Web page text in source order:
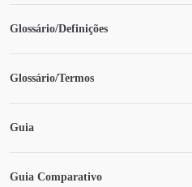
Glossário/Definições
Glossário/Termos
Guia
Guia Comparativo